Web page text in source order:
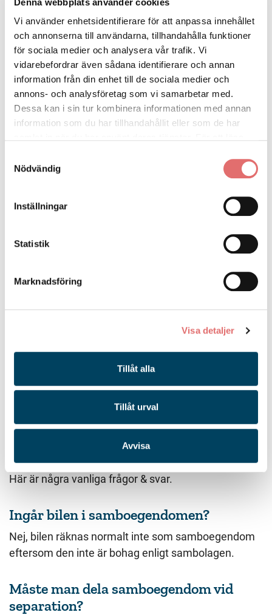
Vi använder enhetsidentifierare för att anpassa innehållet
och annonserna till användarna, tillhandahålla funktioner
för sociala medier och analysera vår trafik. Vi
vidarebefordrar även sådana identifierare och annan
information från din enhet till de sociala medier och
annons- och analysföretag som vi samarbetar med.
Dessa kan i sin tur kombinera informationen med annan
information som du har tillhandahållit eller som de har
mer här.
Nödvändig
Inställningar
Statistik
Marknadsföring
Visa detaljer
Tillåt alla
Tillåt urval
Avvisa
Att tänka på kring
samboegendom
Det finns flera saker att ha i åtanke:
Endast egendom som köpts för gemensamt bruk
Även om en person betalat för allt kan
Samboegendom delas bara vid separation om
Vid dödsfall måste efterlevande sambo begära
bodelning för att få del av samboegendomen.
oklarheter eller tvister.
som räknas som samboegendom och hur du kan
Vanliga frågor om
samboegendom
Här är några vanliga frågor & svar.
Ingår bilen i samboegendomen?
Nej, bilen räknas normalt inte som samboegendom
eftersom den inte är bohag enligt sambolagen.
Måste man dela samboegendom vid
separation?